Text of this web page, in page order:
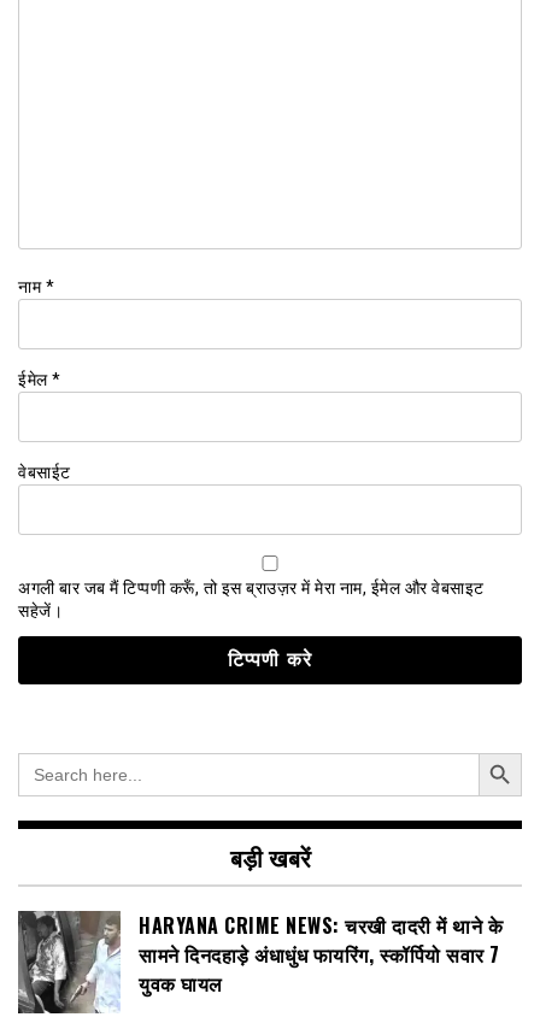
नाम*
ईमेल*
वेबसाईट
अगली बार जब मैं टिप्पणी करूँ, तो इस ब्राउज़र में मेरा नाम, ईमेल और वेबसाइट
सहेजें।
Search
for:
Search Button
बड़ी खबरें
HARYANA CRIME NEWS: चरखी दादरी में थाने के
सामने दिनदहाड़े अंधाधुंध फायरिंग, स्कॉर्पियो सवार 7
युवक घायल